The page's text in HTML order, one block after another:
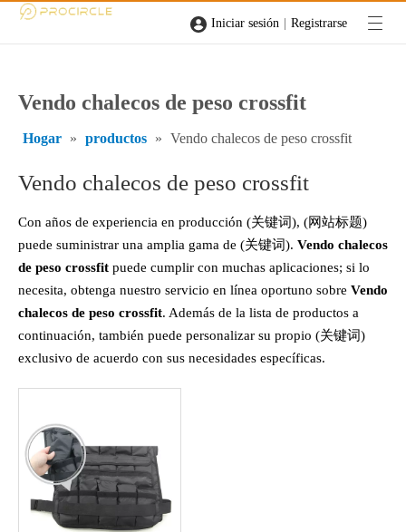
Iniciar sesión | Registrarse
Vendo chalecos de peso crossfit
Hogar » productos » Vendo chalecos de peso crossfit
Vendo chalecos de peso crossfit
Con años de experiencia en producción (关键词), (网站标题)
puede suministrar una amplia gama de (关键词). Vendo chalecos
de peso crossfit puede cumplir con muchas aplicaciones; si lo
necesita, obtenga nuestro servicio en línea oportuno sobre Vendo
chalecos de peso crossfit. Además de la lista de productos a
continuación, también puede personalizar su propio (关键词)
exclusivo de acuerdo con sus necesidades específicas.